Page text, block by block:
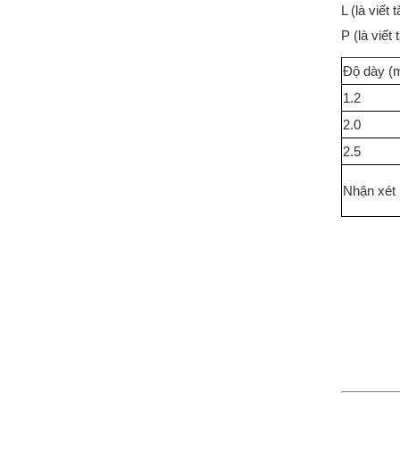
L (là viết
P (là viết
Độ dày
1.2
2.0
2.5
Nhận xét